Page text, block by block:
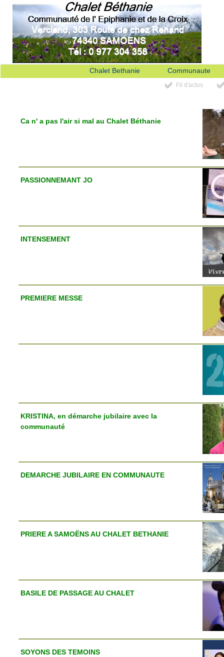
Chalet Bethanie Communaute
Fil d'actus
Ca n' a pas l'air si mal au Chalet Béthanie
PASSIONNEMANT JO
INTENSEMENT
PREMIERE MESSE
KRISTINA, en démarche jubilaire avec la
communauté
DEMARCHE JUBILAIRE EN COMMUNAUTE
PRIERE A SAMOËNS AU CHALET BETHANIE
BASILE DE PASSAGE AU CHALET
SOYONS DES TEMOINS